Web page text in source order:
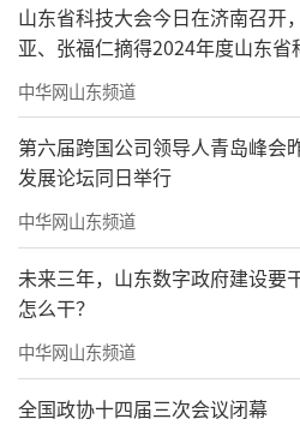
山东省科技大会今日在济南召开
亚、张福仁摘得2024年度山东省
奖最高奖！
中华网山东频道
第六届跨国公司领导人青岛峰会
发展论坛同日举行
中华网山东频道
未来三年，山东数字政府建设要
怎么干？
中华网山东频道
全国政协十四届三次会议闭幕